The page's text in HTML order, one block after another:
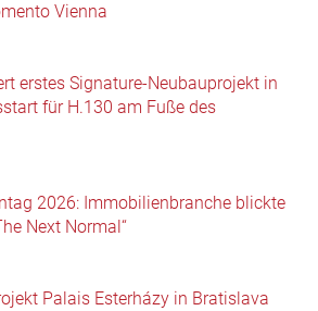
Vienna
erstes Signature-Neubauprojekt in
für H.130 am Fuße des
2026: Immobilienbranche blickte
Next Normal“
Palais Esterházy in Bratislava